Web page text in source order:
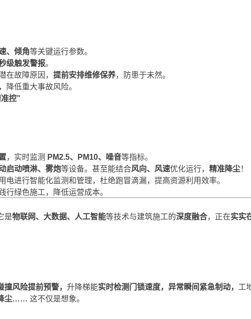
、倾角等关键运行参数。
级触发警报。
在故障原因， 提前安排维修保养，防患于未然。
降低重大事故风险。
控”
，实时监测 PM2.5、PM10、噪音等指标。
启动喷淋、雾炮等设备。甚至能结合风向、风速优化运行， 精准降尘！
电进行智能化监测和管理，杜绝跑冒滴漏，提高资源利用效率。
行绿色施工，降低运营成本。
是物联网、大数据、人工智能等技术与建筑施工的深度融合，正在实实
撞风险提前预警， 升降梯能实时检测门锁速度，异常瞬间紧急制动， 工
尘…… 这不仅是想象。